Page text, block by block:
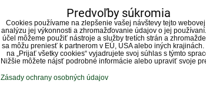
Predvoľby súkromia
Cookies používame na zlepšenie vašej návštevy tejto webovej
analýzu jej výkonnosti a zhromažďovanie údajov o jej
účel môžeme použiť nástroje a služby tretích strán a
sa môžu preniesť k partnerom v EÚ, USA alebo iných krajinách.
na „Prijať všetky cookies“ vyjadrujete svoj súhlas s týmto
Nižšie môžete nájsť podrobné informácie alebo upraviť svoje
Zásady ochrany osobných údajov